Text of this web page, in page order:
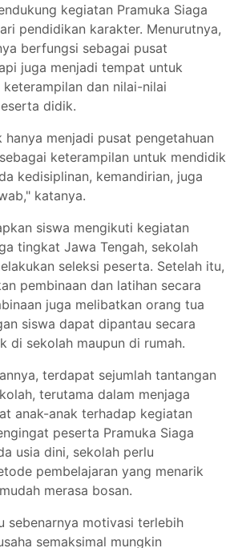
kegiatan Pramuka Siaga
pendidikan karakter. Menurutnya,
berfungsi sebagai pusat
juga menjadi tempat untuk
keterampilan dan nilai-nilai
didik.
menjadi pusat pengetahuan
keterampilan untuk mendidik
kedisiplinan, kemandirian, juga
katanya.
siswa mengikuti kegiatan
tingkat Jawa Tengah, sekolah
seleksi peserta. Setelah itu,
pembinaan dan latihan secara
juga melibatkan orang tua
siswa dapat dipantau secara
di sekolah maupun di rumah.
terdapat sejumlah tantangan
terutama dalam menjaga
anak-anak terhadap kegiatan
peserta Pramuka Siaga
usia dini, sekolah perlu
pembelajaran yang menarik
merasa bosan.
sebenarnya motivasi terlebih
semaksimal mungkin